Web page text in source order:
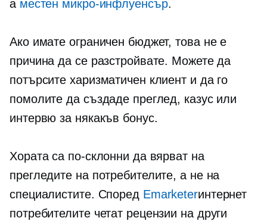
a местен микро-инфлуенсър.
Ако имате ограничен бюджет, това не е
причина да се разстройвате. Можете да
потърсите харизматичен клиент и да го
помолите да създаде преглед, казус или
интервю за някакъв бонус.
Хората са по-склонни да вярват на
прегледите на потребителите, а не на
специалистите. Според Emarketerинтернет
потребителите четат рецензии на други